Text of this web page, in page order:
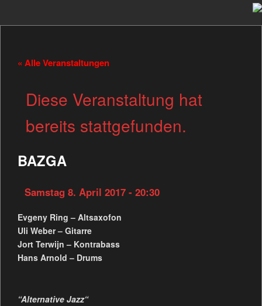
« Alle Veranstaltungen
Diese Veranstaltung hat
bereits stattgefunden.
BAZGA
Samstag 8. April 2017 - 20:30
Evgeny Ring – Altsaxofon
Uli Weber – Gitarre
Jort Terwijn – Kontrabass
Hans Arnold – Drums
“Alternative Jazz“